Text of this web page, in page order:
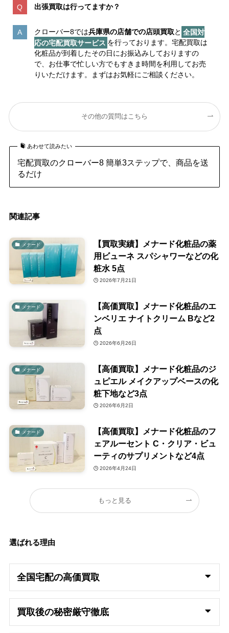
出張買取は行ってますか？
クローバー8では兵庫県の店舗での店頭買取と 全国対
応の宅配買取サービス を行っております。宅配買取は
化粧品が到着したその日にお振込みしておりますの
で、お仕事で忙しい方でもすきま時間を利用してお売
りいただけます。まずはお気軽にご相談ください。
その他の質問はこちら
あわせて読みたい
宅配買取のクローバー8 簡単3ステップで、商品を送
るだけ
関連記事
メナード
【買取実績】メナード化粧品の薬
用ビューネ スパシャワーなどの化
粧水 5点
2026年7月21日
メナード
【高価買取】メナード化粧品のエ
ンベリエ ナイトクリーム Bなど2
点
2026年6月26日
メナード
【高価買取】メナード化粧品のジ
ュピエル メイクアップベースの化
粧下地など3点
2026年6月2日
メナード
【高価買取】メナード化粧品のフ
ェアルーセント C・クリア・ビュ
ーティのサプリメントなど4点
2026年4月24日
もっと見る
選ばれる理由
全国宅配の高価買取
買取後の秘密厳守徹底